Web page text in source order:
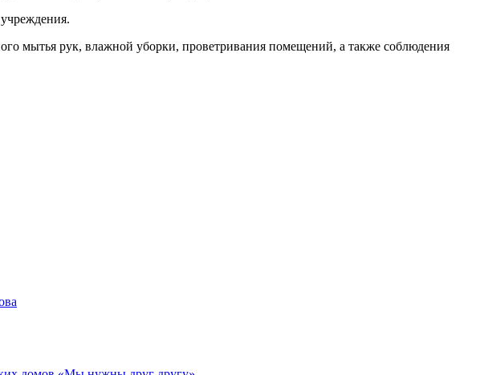
мытья рук, влажной уборки, проветривания помещений, а также соблюдения